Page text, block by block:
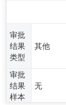
审批
结果
类型
其他
审批
结果
样本
无